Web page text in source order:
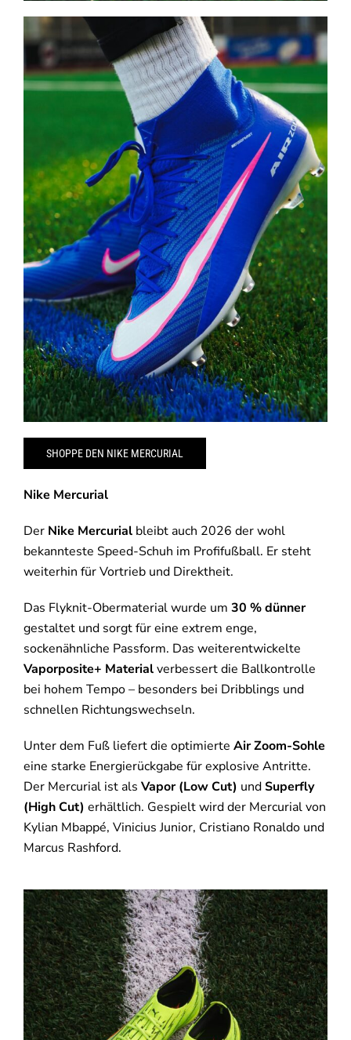
SHOPPE DEN NIKE MERCURIAL
Nike Mercurial
Der Nike Mercurialbleibt auch 2026 der wohl
bekannteste Speed-Schuh im Profifußball. Er steht
weiterhin für Vortrieb und Direktheit.
Das Flyknit-Obermaterial wurde um 30 % dünner
gestaltet und sorgt für eine extrem enge,
sockenähnliche Passform. Das weiterentwickelte
Vaporposite+ Materialverbessert die Ballkontrolle
bei hohem Tempo – besonders bei Dribblings und
schnellen Richtungswechseln.
Unter dem Fuß liefert die optimierte Air Zoom-Sohle
eine starke Energierückgabe für explosive Antritte.
Der Mercurial ist als Vapor (Low Cut) undSuperfly
(High Cut) erhältlich. Gespielt wird der Mercurial von
Kylian Mbappé, Vinicius Junior, Cristiano Ronaldo und
Marcus Rashford.